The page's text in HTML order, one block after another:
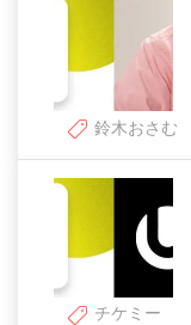
鈴木おさむ
チケミー